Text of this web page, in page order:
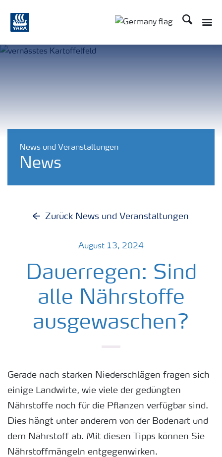
Suchen
News und Veranstaltungen
News
Zurück News und Veranstaltungen
August 13, 2024
Dauerregen: Sind
alle Nährstoffe
ausgewaschen?
Gerade nach starken Niederschlägen fragen sich
einige Landwirte, wie viele der gedüngten
Nährstoffe noch für die Pflanzen verfügbar sind.
Dies hängt unter anderem von der Bodenart und
dem Nährstoff ab. Mit diesen Tipps können Sie
Nährstoffmängeln entgegenwirken.